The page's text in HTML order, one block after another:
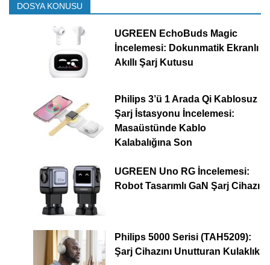
DOSYA KONUSU
UGREEN EchoBuds Magic
İncelemesi: Dokunmatik Ekranlı
Akıllı Şarj Kutusu
Philips 3’ü 1 Arada Qi Kablosuz
Şarj İstasyonu İncelemesi:
Masaüstünde Kablo
Kalabalığına Son
UGREEN Uno RG İncelemesi:
Robot Tasarımlı GaN Şarj Cihazı
Philips 5000 Serisi (TAH5209):
Şarj Cihazını Unutturan Kulaklık